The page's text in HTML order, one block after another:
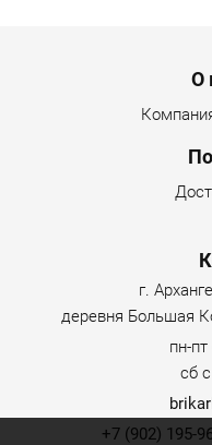
О
г.
деревня Большая
пн-
сб
+7 (902) 195-